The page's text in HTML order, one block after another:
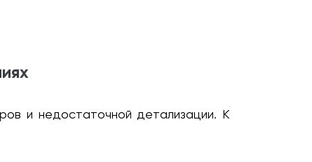
и недостаточной детализации. К